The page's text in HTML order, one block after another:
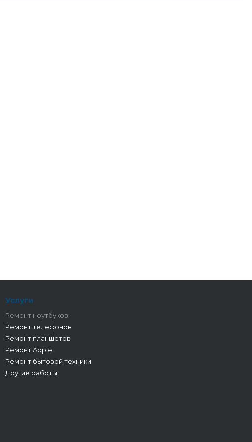
Услуги
Ремонт ноутбуков
Ремонт телефонов
Ремонт планшетов
Ремонт Apple
Ремонт бытовой техники
Другие работы